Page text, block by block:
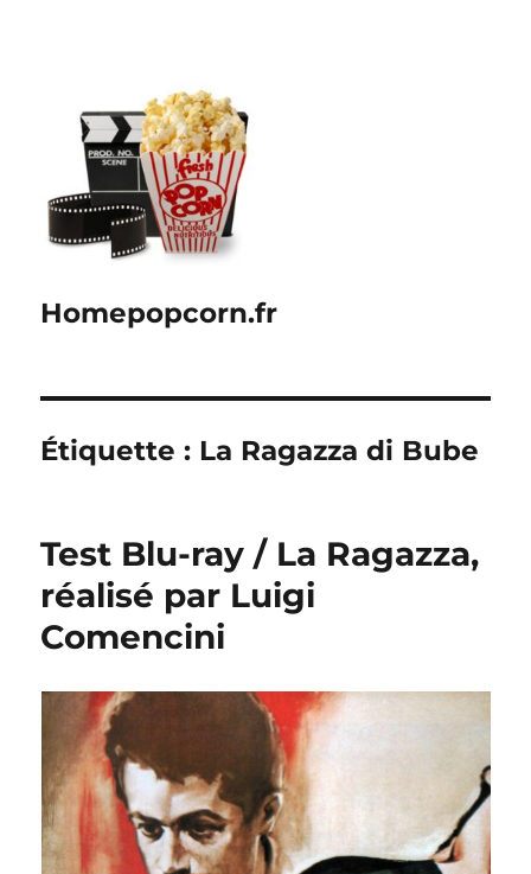
Homepopcorn.fr
Étiquette : La Ragazza di Bube
Test Blu-ray / La Ragazza,
réalisé par Luigi
Comencini